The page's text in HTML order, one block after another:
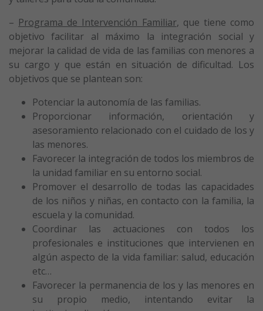
– Programa de Intervención Familiar, que tiene como
objetivo facilitar al máximo la integración social y
mejorar la calidad de vida de las familias con menores a
su cargo y que están en situación de dificultad. Los
objetivos que se plantean son:
Potenciar la autonomía de las familias.
Proporcionar información, orientación y
asesoramiento relacionado con el cuidado de los y
las menores.
Favorecer la integración de todos los miembros de
la unidad familiar en su entorno social.
Promover el desarrollo de todas las capacidades
de los niños y niñas, en contacto con la familia, la
escuela y la comunidad.
Coordinar las actuaciones con todos los
profesionales e instituciones que intervienen en
algún aspecto de la vida familiar: salud, educación
etc…
Favorecer la permanencia de los y las menores en
su propio medio, intentando evitar la